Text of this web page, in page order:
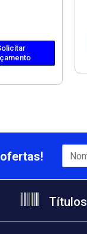
Títulos